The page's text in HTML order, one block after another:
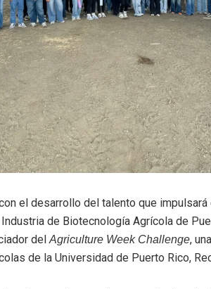
el desarrollo del talento que
de Biotecnología Agrícola de
delAgriculture Week Challenge,
de la Universidad de Puerto Rico,